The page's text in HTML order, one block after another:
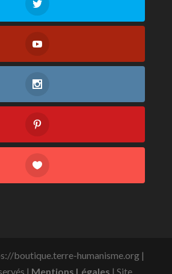
boutique.terre-humanisme.org |
| Mentions Légales | Site